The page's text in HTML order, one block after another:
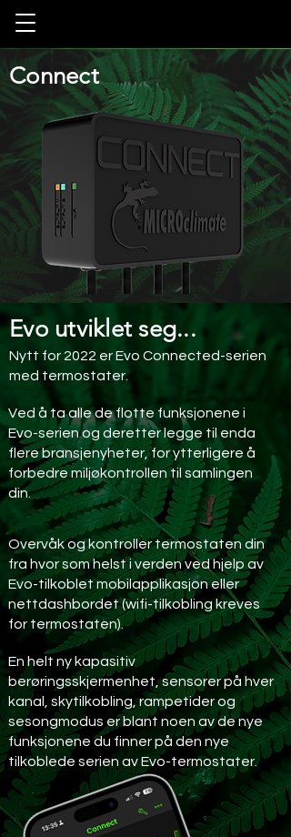
Connect
Evo utviklet seg...
Nytt for 2022 er Evo Connected-serien
med termostater.
Ved å ta alle de flotte funksjonene i
Evo-serien og deretter legge til enda
flere bransjenyheter, for ytterligere å
forbedre miljøkontrollen til samlingen
din.
Overvåk og kontroller termostaten din
fra hvor som helst i verden ved hjelp av
Evo-tilkoblet mobilapplikasjon eller
nettdashbordet (wifi-tilkobling kreves
for termostaten).
En helt ny kapasitiv
berøringsskjermenhet, sensorer på hver
kanal, skytilkobling, rampetider og
sesongmodus er blant noen av de nye
funksjonene du finner på den nye
tilkoblede serien av Evo-termostater.